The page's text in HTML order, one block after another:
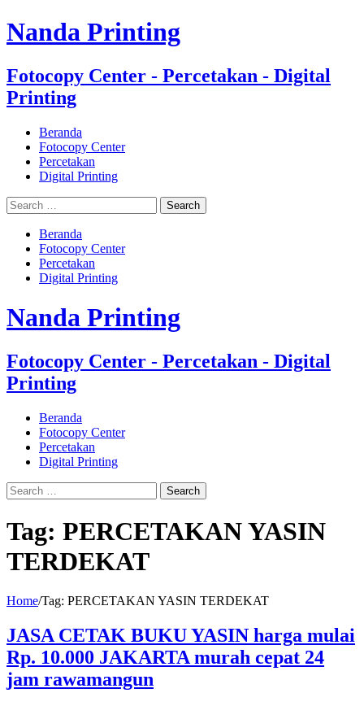
Nanda Printing
Fotocopy Center - Percetakan - Digital
Printing
Beranda
Fotocopy Center
Percetakan
Digital Printing
Beranda
Fotocopy Center
Percetakan
Digital Printing
Nanda Printing
Fotocopy Center - Percetakan - Digital
Printing
Beranda
Fotocopy Center
Percetakan
Digital Printing
Tag: PERCETAKAN YASIN
TERDEKAT
Home/Tag: PERCETAKAN YASIN TERDEKAT
JASA CETAK BUKU YASIN harga mulai
Rp. 10.000 JAKARTA murah cepat 24
jam rawamangun